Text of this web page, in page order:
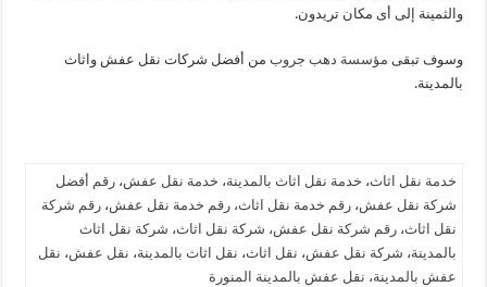
والثمينة إلى أى مكان تريدون.
وسوف تبقى مؤسسة دهب جروب من أفضل شركات نقل عفش واثاث
بالمدينة.
خدمة نقل اثاث، خدمة نقل اثاث بالمدينة، خدمة نقل عفش،رقم أفضل
شركة نقل عفش،رقم خدمة نقل اثاث،رقم خدمة نقل عفش،رقم شركة
نقل اثاث،رقم شركة نقل عفش، شركة نقل اثاث، شركة نقل اثاث
بالمدينة، شركة نقل عفش، نقل اثاث، نقل اثاث بالمدينة، نقل عفش، نقل
عفش بالمدينة، نقل عفش بالمدينة المنورة